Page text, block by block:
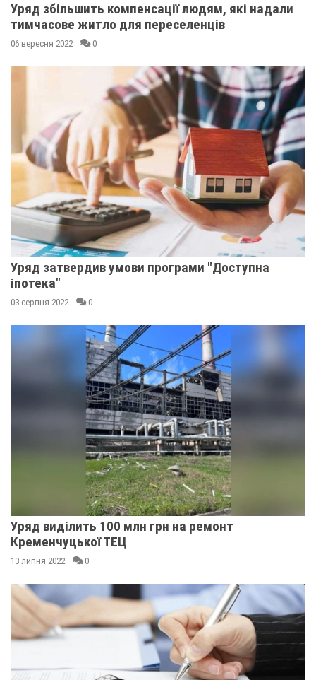
Уряд збільшить компенсації людям, які надали
тимчасове житло для переселенців
06 вересня 2022 0
Уряд затвердив умови програми "Доступна
іпотека"
03 серпня 2022 0
Уряд виділить 100 млн грн на ремонт
Кременчуцької ТЕЦ
13 липня 2022 0